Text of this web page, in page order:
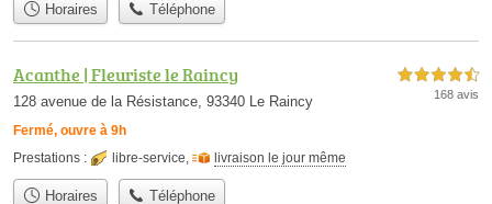
Horaires Téléphone
Acanthe | Fleuriste le Raincy
128 avenue de la Résistance, 93340 Le Raincy
Fermé, ouvre à 9h
4,5 étoiles sur 5
168 avis
Prestations : libre-service, livraison le jour même
Horaires Téléphone